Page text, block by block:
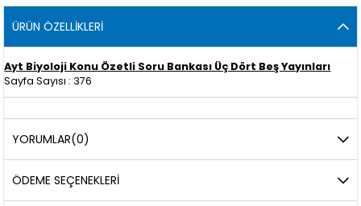
ÜRÜN ÖZELLIKLERI
Ayt Biyoloji Konu Özetli Soru Bankası Üç Dört Beş Yayınları
Sayfa Sayısı : 376
YORUMLAR(0)
ÖDEME SEÇENEKLERI